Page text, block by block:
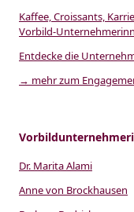
Kaffee, Croissants,
Vorbild-
Entdecke die
→ mehr zum
Dr. Marita Alami
Anne von Brockhausen